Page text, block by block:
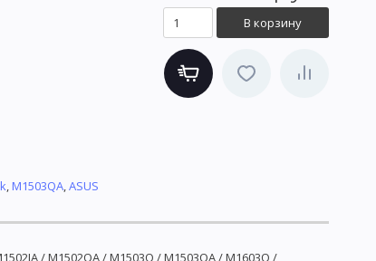
,M1503QA,ASUS
/ M1502QA / M1503Q / M1503QA / M1603Q /